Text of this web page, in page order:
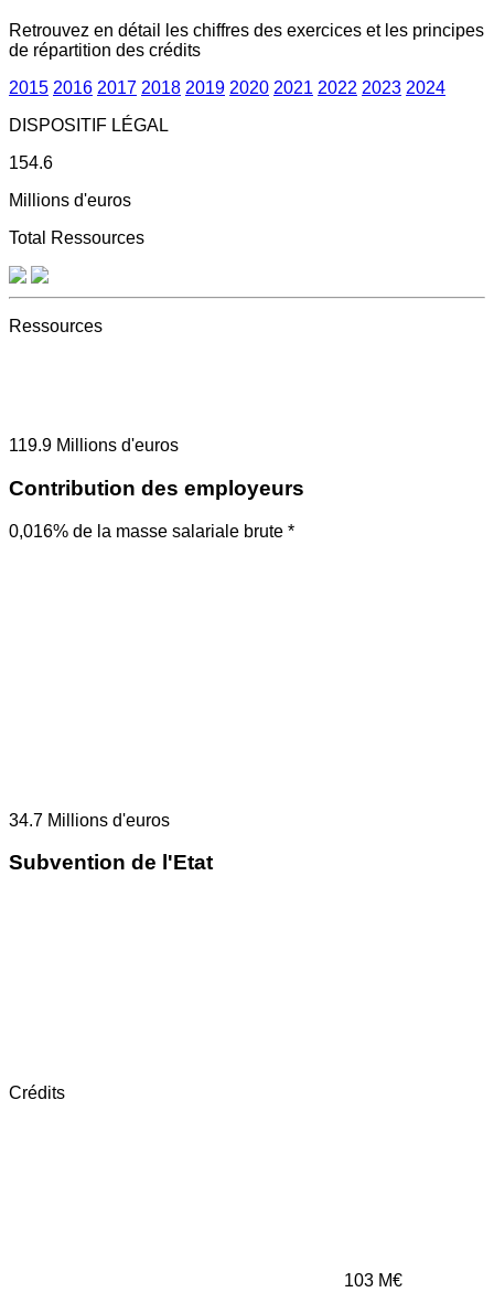
Retrouvez en détail les chiffres des exercices et les principes
de répartition des crédits
2015 2016 2017 2018 2019 2020 2021 2022 2023 2024
DISPOSITIF LÉGAL
154.6
Millions d'euros
Total Ressources
Ressources
119.9 Millions d'euros
Contribution des employeurs
0,016% de la masse salariale brute *
34.7 Millions d'euros
Subvention de l'Etat
Crédits
103 M€